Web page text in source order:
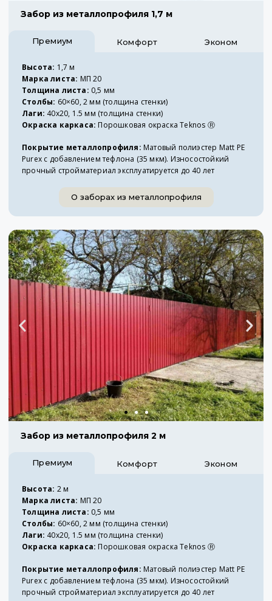
Забор из металлопрофиля 1,7 м
Премиум Комфорт Эконом
Высота: 1,7 м
Марка листа: МП 20
Толщина листа: 0,5 мм
Столбы: 60×60, 2 мм (толщина стенки)
Лаги: 40х20, 1.5 мм (толщина стенки)
Окраска каркаса: Порошковая окраска Teknos Ⓡ
Покрытие металлопрофиля: Матовый полиэстер Matt PE
Purex с добавлением тефлона (35 мкм). Износостойкий
прочный стройматериал эксплуатируется до 40 лет
О заборах из металлопрофиля
Забор из металлопрофиля 2 м
Премиум Комфорт Эконом
Высота: 2 м
Марка листа: МП 20
Толщина листа: 0,5 мм
Столбы: 60×60, 2 мм (толщина стенки)
Лаги: 40х20, 1.5 мм (толщина стенки)
Окраска каркаса: Порошковая окраска Teknos Ⓡ
Покрытие металлопрофиля: Матовый полиэстер Matt PE
Purex с добавлением тефлона (35 мкм). Износостойкий
прочный стройматериал эксплуатируется до 40 лет